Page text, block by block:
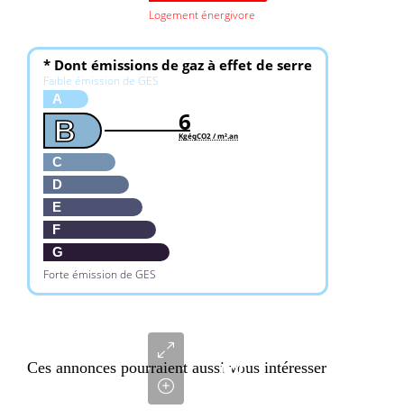
Logement énergivore
* Dont émissions de gaz à effet de serre
Faible émission de GES
A
B
C
D
E
F
G
Forte émission de GES
6
KgéqCO2 / m².an
Ces annonces pourraient aussi vous intéresser
000